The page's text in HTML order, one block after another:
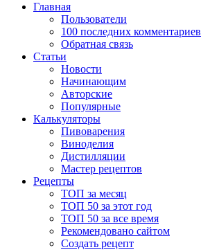
Главная
Пользователи
100 последних комментариев
Обратная связь
Статьи
Новости
Начинающим
Авторские
Популярные
Калькуляторы
Пивоварения
Виноделия
Дистилляции
Мастер рецептов
Рецепты
ТОП за месяц
ТОП 50 за этот год
ТОП 50 за все время
Рекомендовано сайтом
Создать рецепт